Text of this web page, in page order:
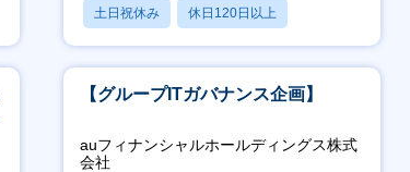
土日祝休み 休日120日以上
産休・育休あり
【グループITガバナンス企画】
auフィナンシャルホールディングス株式
会社